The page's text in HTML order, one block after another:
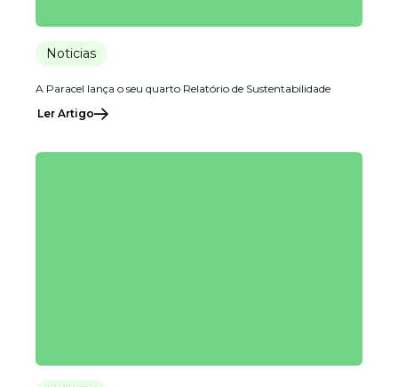
Noticias
A Paracel lança o seu quarto Relatório de Sustentabilidade
Ler Artigo